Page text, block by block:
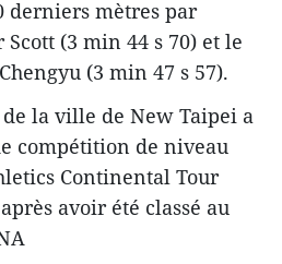
derniers mètres par
(3 min 44 s 70) et le
(3 min 47 s 57).
de la ville de New Taipei a
compétition de niveau
Continental Tour
avoir été classé au